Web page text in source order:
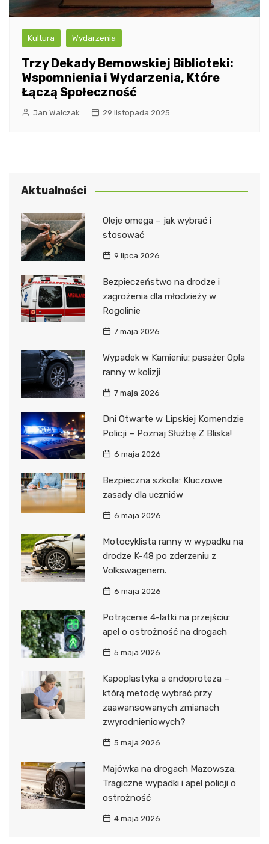
Kultura Wydarzenia
Trzy Dekady Bemowskiej Biblioteki:
Wspomnienia i Wydarzenia, Które
Łączą Społeczność
Jan Walczak 29 listopada 2025
Aktualności
Oleje omega – jak wybrać i
stosować
9 lipca 2026
Bezpieczeństwo na drodze i
zagrożenia dla młodzieży w
Rogolinie
7 maja 2026
Wypadek w Kamieniu: pasażer Opla
ranny w kolizji
7 maja 2026
Dni Otwarte w Lipskiej Komendzie
Policji – Poznaj Służbę Z Bliska!
6 maja 2026
Bezpieczna szkoła: Kluczowe
zasady dla uczniów
6 maja 2026
Motocyklista ranny w wypadku na
drodze K-48 po zderzeniu z
Volkswagenem.
6 maja 2026
Potrącenie 4-latki na przejściu:
apel o ostrożność na drogach
5 maja 2026
Kapoplastyka a endoproteza –
którą metodę wybrać przy
zaawansowanych zmianach
zwyrodnieniowych?
5 maja 2026
Majówka na drogach Mazowsza:
Tragiczne wypadki i apel policji o
ostrożność
4 maja 2026